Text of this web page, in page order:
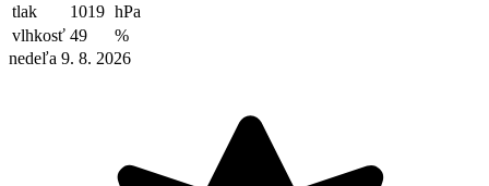
tlak
1019 hPa
vlhkosť 49
%
nedeľa 9. 8. 2026